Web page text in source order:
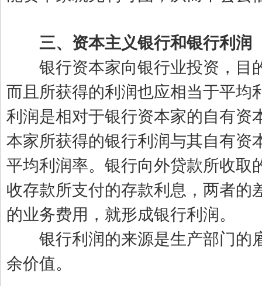
三、资本主义银行和银行利润
银行资本家向银行业投资，目
而且所获得的利润也应相当于平均
利润是相对于银行资本家的自有资
本家所获得的银行利润与其自有资
平均利润率。银行向外贷款所收取
收存款所支付的存款利息，两者的
的业务费用，就形成银行利润。
银行利润的来源是生产部门的
余价值。